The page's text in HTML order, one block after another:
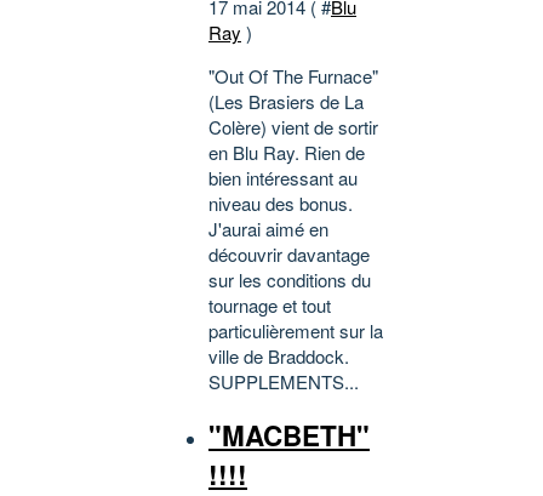
17 mai 2014 ( #Blu
Ray )
"Out Of The Furnace"
(Les Brasiers de La
Colère) vient de sortir
en Blu Ray. Rien de
bien intéressant au
niveau des bonus.
J'aurai aimé en
découvrir davantage
sur les conditions du
tournage et tout
particulièrement sur la
ville de Braddock.
SUPPLEMENTS...
"MACBETH"
!!!!